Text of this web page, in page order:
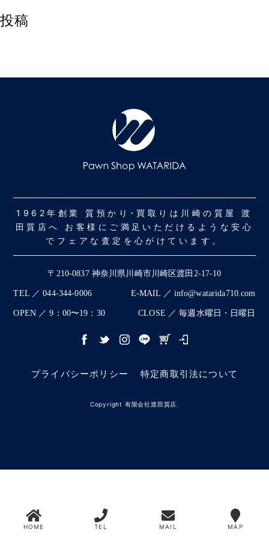
投稿
1962年創業 質預かり･買取りは川崎の質屋 渡
田質店へ お客様にご満足いただけるような安心
でフェアな査定を心がけています。
〒210-0837 神奈川県川崎市川崎区渡田2-17-10
TEL ／ 044-344-0006 E-MAIL ／ info@watarida710.com
OPEN ／ 9：00〜19：30 CLOSE ／ 毎週水曜日・日曜日
プライバシーポリシー 特定商取引法について
Copyright 有限会社渡田質店.
HOME TEL MAIL MAP